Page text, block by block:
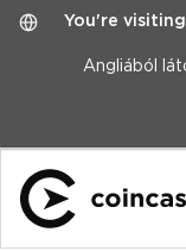
You're
Angliából